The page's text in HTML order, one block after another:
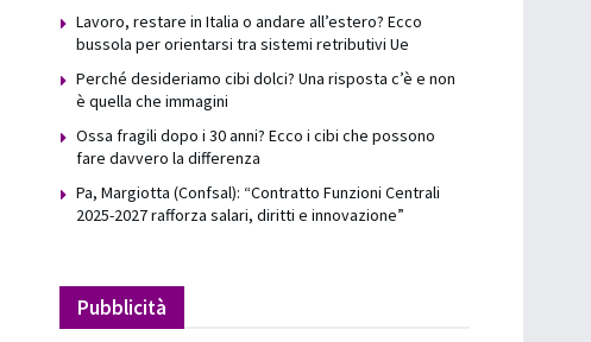
Lavoro, restare in Italia o andare all’estero? Ecco
bussola per orientarsi tra sistemi retributivi Ue
Perché desideriamo cibi dolci? Una risposta c’è e non
è quella che immagini
Ossa fragili dopo i 30 anni? Ecco i cibi che possono
fare davvero la differenza
Pa, Margiotta (Confsal): “Contratto Funzioni Centrali
2025-2027 rafforza salari, diritti e innovazione”
Pubblicità